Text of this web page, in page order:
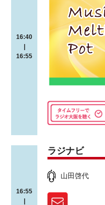
16:40
|
16:55
16:55
|
ラジナビ
山田啓代